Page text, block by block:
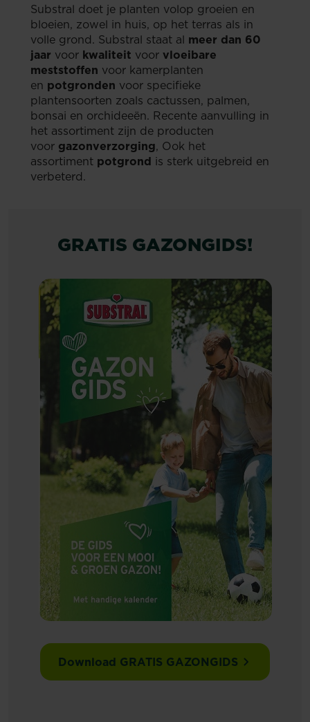
Substral doet je planten volop groeien en
bloeien, zowel in huis, op het terras als in
volle grond. Substral staat al meer dan 60
jaar voor kwaliteit voor vloeibare
meststoffen voor kamerplanten
en potgronden voor specifieke
plantensoorten zoals cactussen, palmen,
bonsai en orchideeën. Recente aanvulling in
het assortiment zijn de producten
voor gazonverzorging, Ook het
assortiment potgrond is sterk uitgebreid en
verbeterd.
GRATIS GAZONGIDS!
Download GRATIS GAZONGIDS